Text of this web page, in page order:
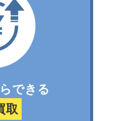
できる
取